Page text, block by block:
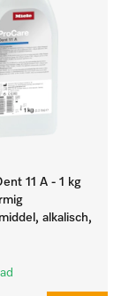
11 A - 1 kg
alkalisch,